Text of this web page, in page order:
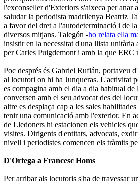
l'exconseller d'Exteriors s'aixeca per anar
saludar la periodista madrilenya Beatriz
a favor del dret a l'autodeterminació i de la
diversos mitjans. Talegón -ho relata ella
insistir en la necessitat d'una llista unitària
per Carles Puigdemont i amb la que ERC
Poc després és Gabriel Rufián, portaveu
al locutori on hi ha Junqueras. L'activitat
es compagina amb el dia a dia habitual de
conversen amb el seu advocat des del
altre es desplaça cap a les sales
tenir una comunicació amb l'exterior. En
de Lledoners hi estacionen els vehicles
visites. Dirigents d'entitats, advocats,
nivell i periodistes comencen els tràmits
D'Ortega a Francesc Homs
Per arribar als locutoris s'ha de travessar